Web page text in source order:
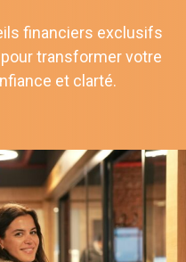
financiers exclusifs
transformer votre
et clarté.